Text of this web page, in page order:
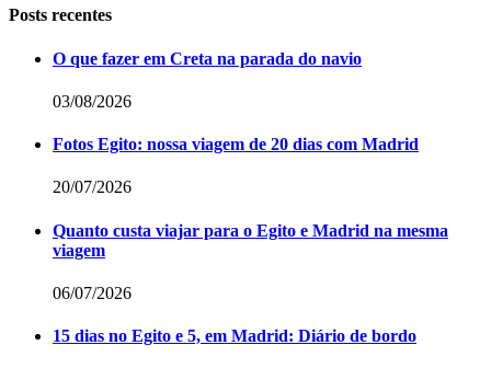
Posts recentes
O que fazer em Creta na parada do navio
03/08/2026
Fotos Egito: nossa viagem de 20 dias com Madrid
20/07/2026
Quanto custa viajar para o Egito e Madrid na mesma
viagem
06/07/2026
15 dias no Egito e 5, em Madrid: Diário de bordo